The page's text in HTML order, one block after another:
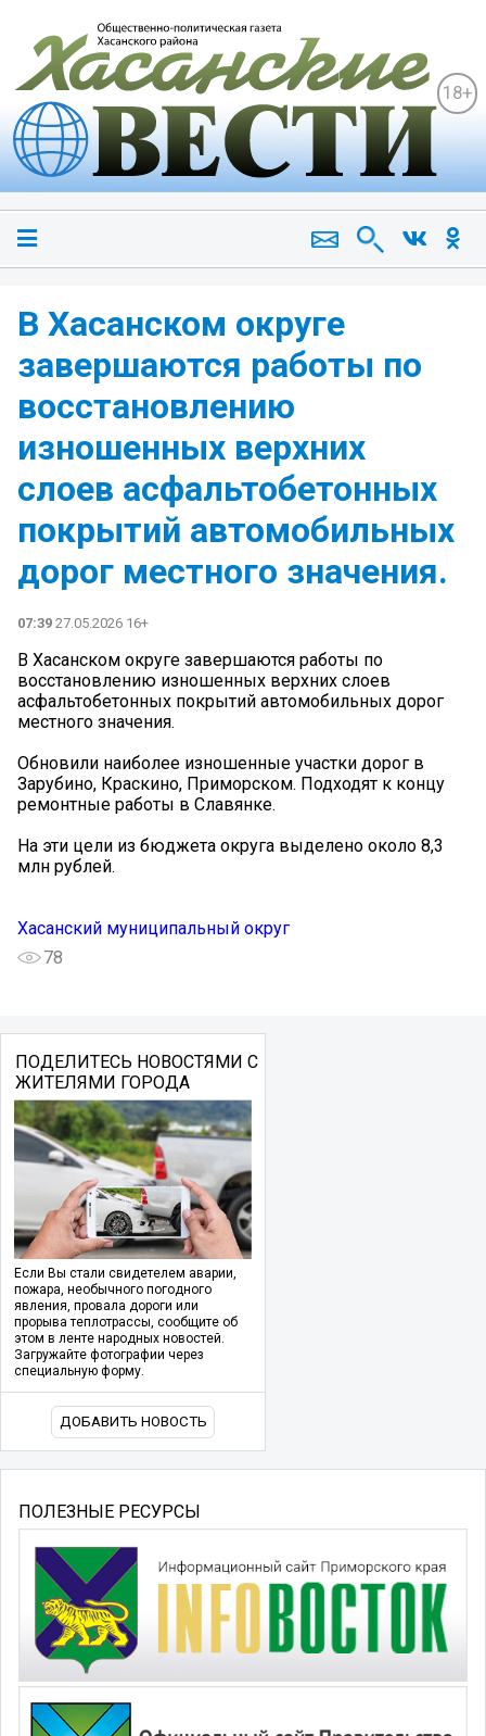
18+
В Хасанском округе
завершаются работы по
восстановлению
изношенных верхних
слоев асфальтобетонных
покрытий автомобильных
дорог местного значения.
07:39 27.05.2026 16+
В Хасанском округе завершаются работы по
восстановлению изношенных верхних слоев
асфальтобетонных покрытий автомобильных дорог
местного значения.
Обновили наиболее изношенные участки дорог в
Зарубино, Краскино, Приморском. Подходят к концу
ремонтные работы в Славянке.
На эти цели из бюджета округа выделено около 8,3
млн рублей.
Хасанский муниципальный округ
78
ПОДЕЛИТЕСЬ НОВОСТЯМИ С
ЖИТЕЛЯМИ ГОРОДА
Если Вы стали свидетелем аварии,
пожара, необычного погодного
явления, провала дороги или
прорыва теплотрассы, сообщите об
этом в ленте народных новостей.
Загружайте фотографии через
специальную форму.
ДОБАВИТЬ НОВОСТЬ
ПОЛЕЗНЫЕ РЕСУРСЫ